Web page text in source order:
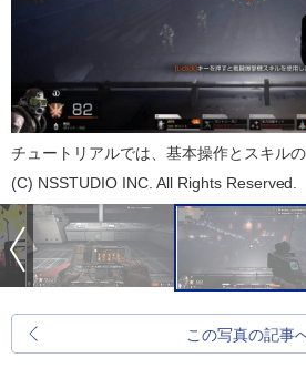
チュートリアルでは、基本操作とスキル
(C) NSSTUDIO INC. All Rights Reserved.
この写真の記事